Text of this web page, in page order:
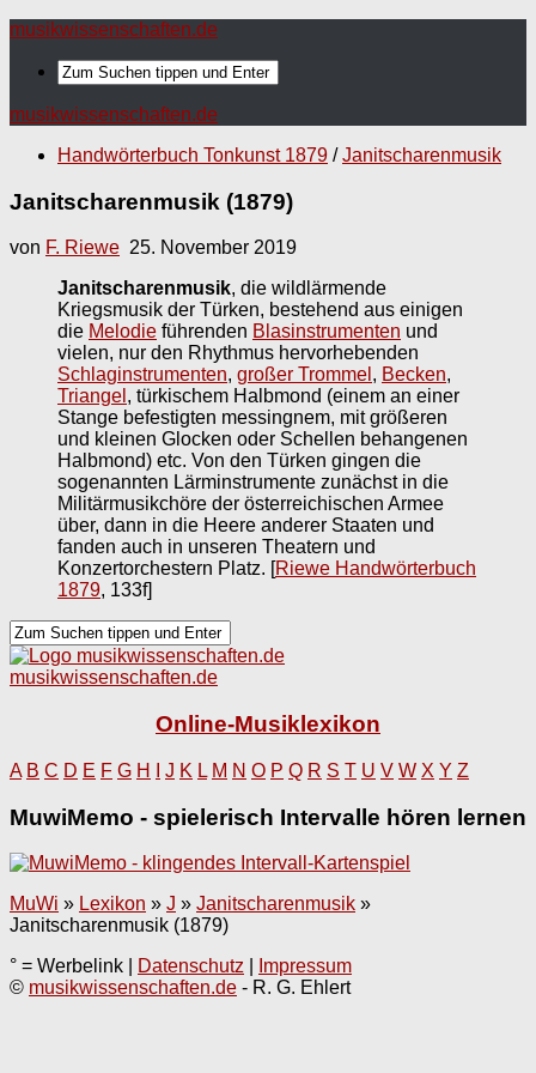
musikwissenschaften.de
musikwissenschaften.de
Handwörterbuch Tonkunst 1879 / Janitscharenmusik
Janitscharenmusik (1879)
von F. Riewe 25. November 2019
Janitscharenmusik, die wildlärmende
Kriegsmusik der Türken, bestehend aus einigen
die Melodie führenden Blasinstrumenten und
vielen, nur den Rhythmus hervorhebenden
Schlaginstrumenten, großer Trommel , Becken,
Triangel , türkischem Halbmond (einem an einer
Stange befestigten messingnem, mit größeren
und kleinen Glocken oder Schellen behangenen
Halbmond) etc. Von den Türken gingen die
sogenannten Lärminstrumente zunächst in die
Militärmusikchöre der österreichischen Armee
über, dann in die Heere anderer Staaten und
fanden auch in unseren Theatern und
Konzertorchestern Platz. [Riewe Handwörterbuch
1879, 133f]
musikwissenschaften.de
Online-Musiklexikon
A B C D E F G H J K L M N O P Q R S T U V W X Y Z
MuwiMemo - spielerisch Intervalle hören lernen
MuWi » Lexikon » J » Janitscharenmusik »
Janitscharenmusik (1879)
° = Werbelink |
Datenschutz
Impressum
© musikwissenschaften.de - R. G. Ehlert